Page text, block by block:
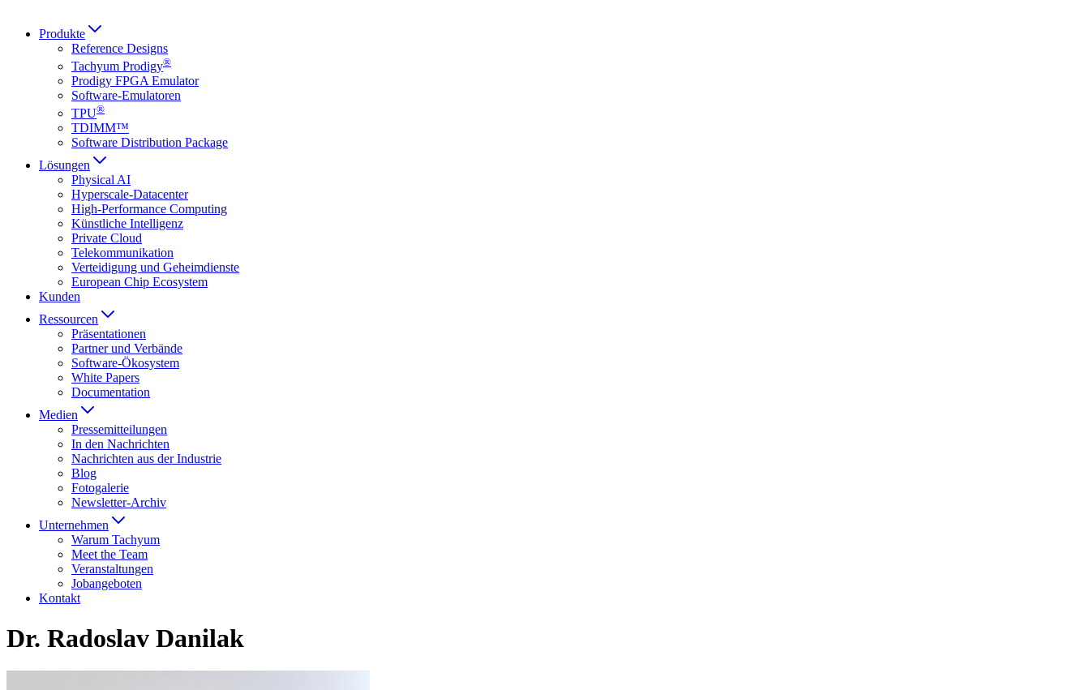
Produkte
Reference Designs
Tachyum Prodigy®
Prodigy FPGA Emulator
Software-Emulatoren
TPU®
TDIMM™
Software Distribution Package
Lösungen
Physical AI
Hyperscale-Datacenter
High-Performance Computing
Künstliche Intelligenz
Private Cloud
Telekommunikation
Verteidigung und Geheimdienste
European Chip Ecosystem
Kunden
Ressourcen
Präsentationen
Partner und Verbände
Software-Ökosystem
White Papers
Documentation
Medien
Presse­mitteilungen
In den Nachrichten
Nachrichten aus der Industrie
Blog
Fotogalerie
Newsletter-Archiv
Unternehmen
Warum Tachyum
Meet the Team
Veranstaltungen
Jobangeboten
Kontakt
Dr. Radoslav Danilak